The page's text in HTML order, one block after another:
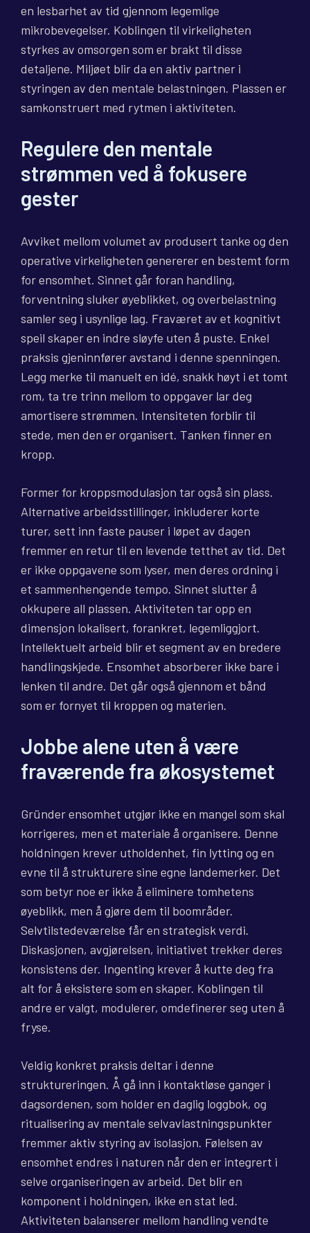
en lesbarhet av tid gjennom legemlige
mikrobevegelser. Koblingen til virkeligheten
styrkes av omsorgen som er brakt til disse
detaljene. Miljøet blir da en aktiv partner i
styringen av den mentale belastningen. Plassen er
samkonstruert med rytmen i aktiviteten.
Regulere den mentale
strømmen ved å fokusere
gester
Avviket mellom volumet av produsert tanke og den
operative virkeligheten genererer en bestemt form
for ensomhet. Sinnet går foran handling,
forventning sluker øyeblikket, og overbelastning
samler seg i usynlige lag. Fraværet av et kognitivt
speil skaper en indre sløyfe uten å puste. Enkel
praksis gjeninnfører avstand i denne spenningen.
Legg merke til manuelt en idé, snakk høyt i et tomt
rom, ta tre trinn mellom to oppgaver lar deg
amortisere strømmen. Intensiteten forblir til
stede, men den er organisert. Tanken finner en
kropp.
Former for kroppsmodulasjon tar også sin plass.
Alternative arbeidsstillinger, inkluderer korte
turer, sett inn faste pauser i løpet av dagen
fremmer en retur til en levende tetthet av tid. Det
er ikke oppgavene som lyser, men deres ordning i
et sammenhengende tempo. Sinnet slutter å
okkupere all plassen. Aktiviteten tar opp en
dimensjon lokalisert, forankret, legemliggjort.
Intellektuelt arbeid blir et segment av en bredere
handlingskjede. Ensomhet absorberer ikke bare i
lenken til andre. Det går også gjennom et bånd
som er fornyet til kroppen og materien.
Jobbe alene uten å være
fraværende fra økosystemet
Gründer ensomhet utgjør ikke en mangel som skal
korrigeres, men et materiale å organisere. Denne
holdningen krever utholdenhet, fin lytting og en
evne til å strukturere sine egne landemerker. Det
som betyr noe er ikke å eliminere tomhetens
øyeblikk, men å gjøre dem til boområder.
Selvtilstedeværelse får en strategisk verdi.
Diskasjonen, avgjørelsen, initiativet trekker deres
konsistens der. Ingenting krever å kutte deg fra
alt for å eksistere som en skaper. Koblingen til
andre er valgt, modulerer, omdefinerer seg uten å
fryse.
Veldig konkret praksis deltar i denne
struktureringen. Å gå inn i kontaktløse ganger i
dagsordenen, som holder en daglig loggbok, og
ritualisering av mentale selvavlastningspunkter
fremmer aktiv styring av isolasjon. Følelsen av
ensomhet endres i naturen når den er integrert i
selve organiseringen av arbeid. Det blir en
komponent i holdningen, ikke en stat led.
Aktiviteten balanserer mellom handling vendte